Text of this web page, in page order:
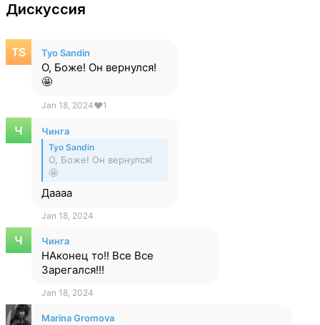
Дискуссия
Tyo Sandin
О, Боже! Он вернулся!
🤩
Jan 18, 2024❤1
Чинга
Tyo Sandin
О, Боже! Он вернулся!
🤩
Даааа
Jan 18, 2024
Чинга
НАконец то!! Все Все
Зарегался!!!
Jan 18, 2024
Marina Gromova